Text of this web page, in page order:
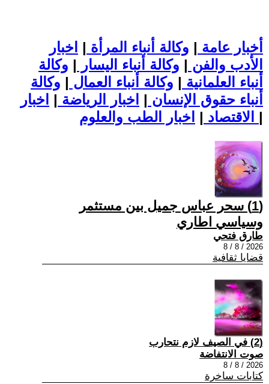
أخبار عامة | وكالة أنباء المرأة | اخبار
الأدب والفن | وكالة أنباء اليسار | وكالة
أنباء العلمانية | وكالة أنباء العمال | وكالة
أنباء حقوق الإنسان | اخبار الرياضة | اخبار
الاقتصاد | |
(1) سحر عباس جميل بين مستثمر
وسياسي اطاري
طارق فتحي
2026 / 8 / 8
قضايا ثقافية
(2) في الصيف لازم نتحارب
صوت الانتفاضة
2026 / 8 / 8
كتابات ساخرة